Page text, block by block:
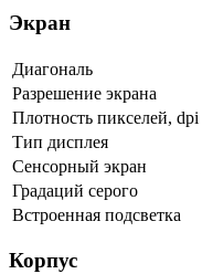
Экран
Диагональ
Разрешение экрана
Плотность пикселей, dpi
Тип дисплея
Сенсорный экран
Градаций серого
Встроенная подсветка
Корпус